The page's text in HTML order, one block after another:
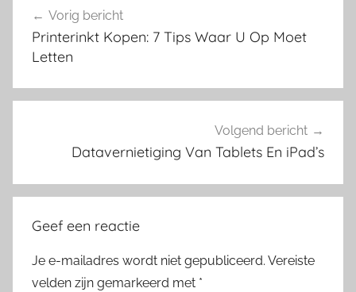
navigatie
Vorig bericht
Printerinkt Kopen: 7 Tips Waar U Op Moet
Letten
Volgend bericht
Datavernietiging Van Tablets En iPad’s
Geef een reactie
Je e-mailadres wordt niet gepubliceerd. Vereiste
velden zijn gemarkeerd met *